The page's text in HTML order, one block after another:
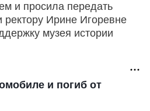
и просила передать
ректору Ирине Игоревне
музея истории
и погиб от